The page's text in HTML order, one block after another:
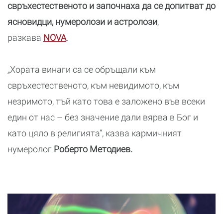
свръхестественото и започнаха да се допитват до
ясновидци, нумеролози и астролози,
разкава NOVA.
„Хората винаги са се обръщали към
свръхестественото, към невидимото, към
незримото, тъй като това е заложено във всеки
един от нас – без значение дали вярва в Бог и
като цяло в религията”, казва кармичният
нумеролог Роберто Методиев.